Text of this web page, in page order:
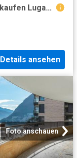
Luxus Apartment mit 245 m2 zu verkaufen Lugano, Tessin
Details ansehen
Foto anschauen